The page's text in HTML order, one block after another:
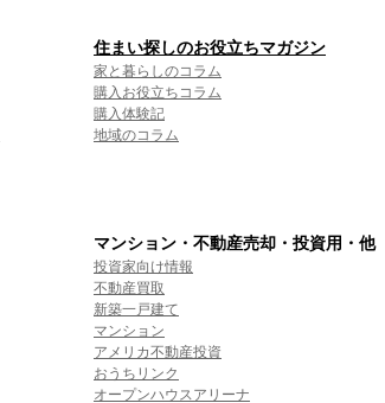
住まい探しのお役立ちマガジン
家と暮らしのコラム
購入お役立ちコラム
購入体験記
地域のコラム
マンション・不動産売却・投資用・他
投資家向け情報
不動産買取
新築一戸建て
マンション
アメリカ不動産投資
おうちリンク
オープンハウスアリーナ